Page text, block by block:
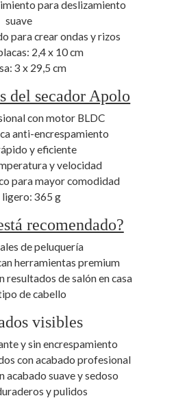
para deslizamiento
suave
para crear ondas y rizos
2,4 x 10 cm
3 x 29,5 cm
del secador Apolo
con motor BLDC
anti-encrespamiento
y eficiente
y velocidad
para mayor comodidad
ligero: 365 g
recomendado?
de peluquería
herramientas premium
resultados de salón en casa
de cabello
visibles
y sin encrespamiento
con acabado profesional
acabado suave y sedoso
y pulidos